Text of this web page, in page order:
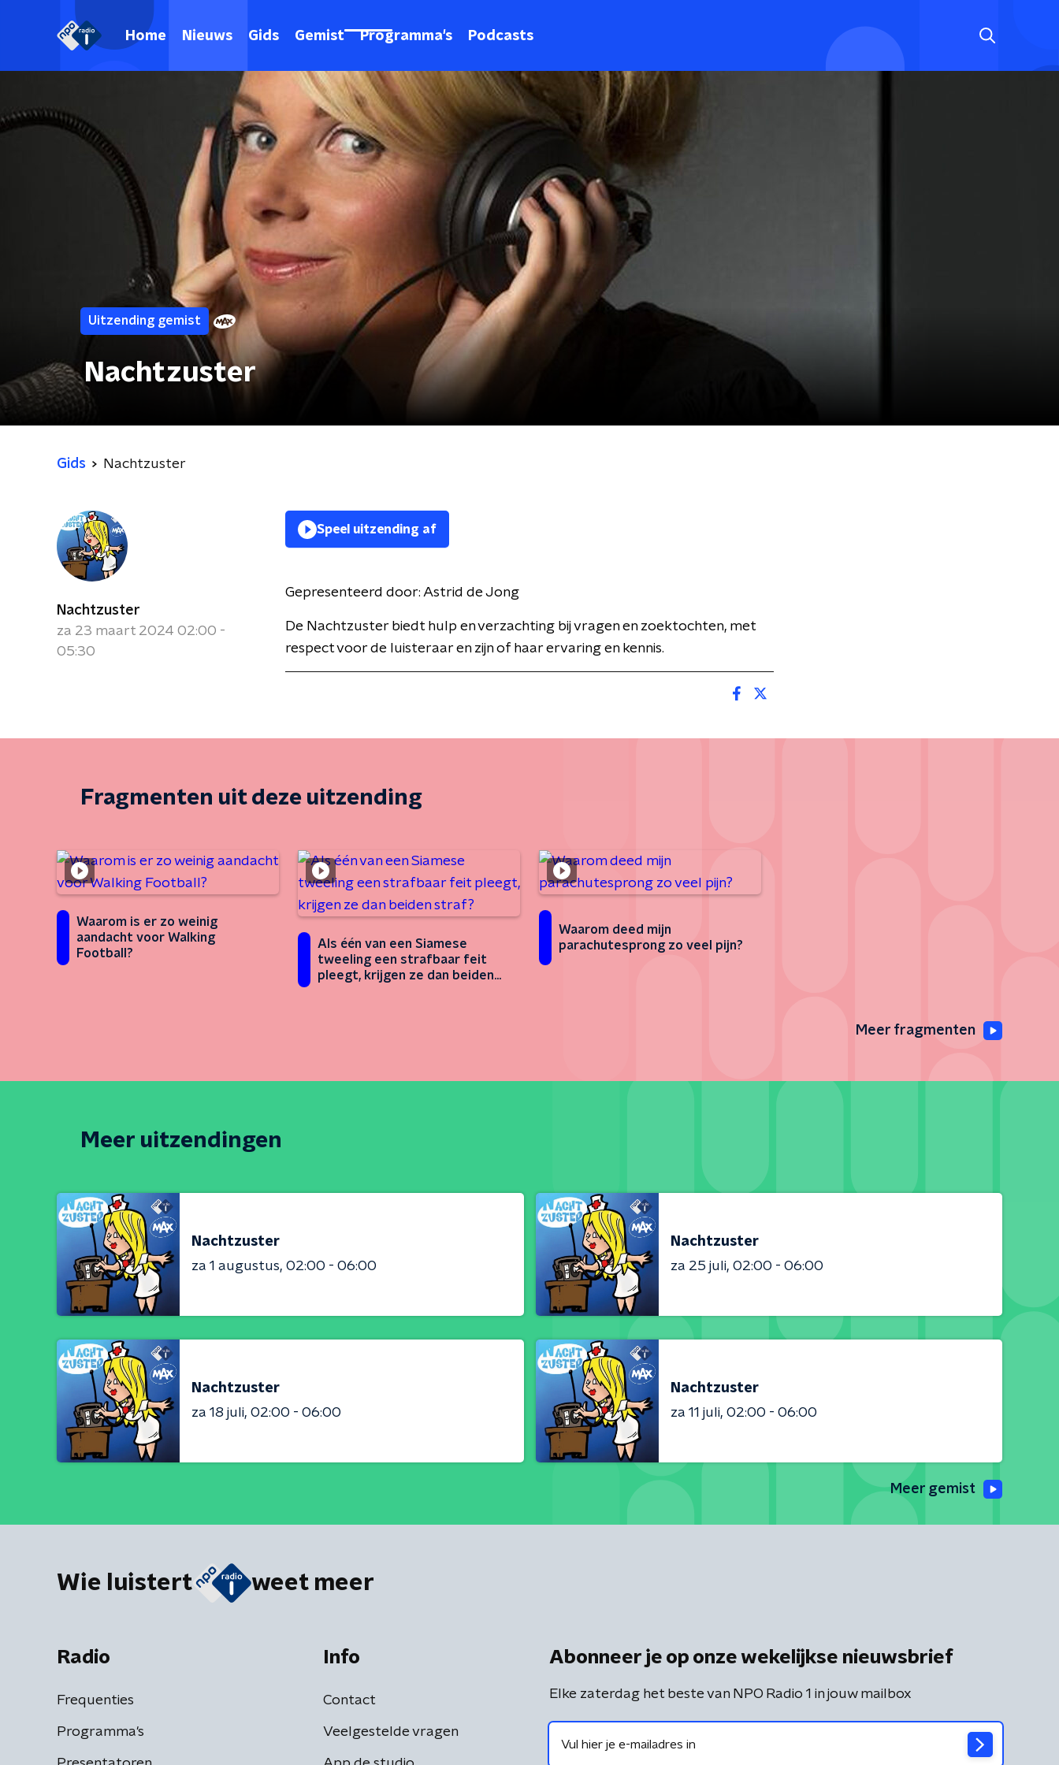
Home Nieuws Gids Gemist Programma's Podcasts
Uitzending gemist
Nachtzuster
Gids Nachtzuster
Nachtzuster
za 23 maart 2024 02:00 -
05:30
Speel uitzending af
Gepresenteerd door: Astrid de Jong
De Nachtzuster biedt hulp en verzachting bij vragen en zoektochten, met
respect voor de luisteraar en zijn of haar ervaring en kennis.
Fragmenten uit deze uitzending
Waarom is er zo weinig
aandacht voor Walking
Football?
Als één van een Siamese
tweeling een strafbaar feit
pleegt, krijgen ze dan beiden
Waarom deed mijn
parachutesprong zo veel pijn?
Meer fragmenten
Meer uitzendingen
Nachtzuster
za 1 augustus 02:00 - 06:00
Nachtzuster
za 25 juli 02:00 - 06:00
Nachtzuster
za 18 juli 02:00 - 06:00
Nachtzuster
za 11 juli 02:00 - 06:00
Meer gemist
Wie luistert weet meer
Radio
Frequenties
Programma's
Info
Contact
Veelgestelde vragen
Abonneer je op onze wekelijkse nieuwsbrief
Elke zaterdag het beste van NPO Radio 1 in jouw mailbox